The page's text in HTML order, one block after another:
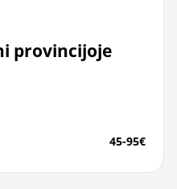
provincijoje
45-95€